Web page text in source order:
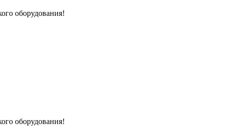
оборудования!
оборудования!